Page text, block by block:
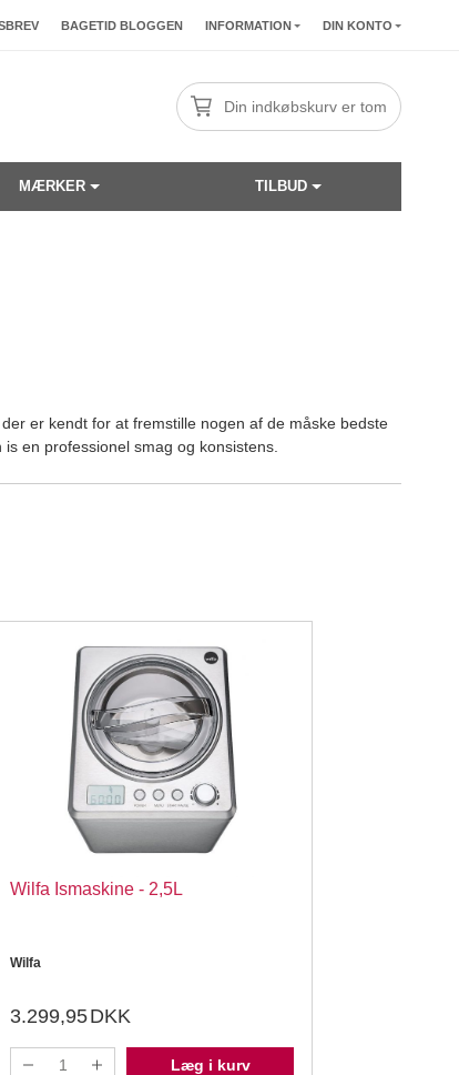
BAGETID BLOGGEN INFORMATION DIN KONTO
Din indkøbskurv er tom
MÆRKER TILBUD
er kendt for at fremstille nogen af de måske bedste
en professionel smag og konsistens.
Wilfa Ismaskine - 2,5L
Wilfa
3.299,95DKK
Læg i kurv